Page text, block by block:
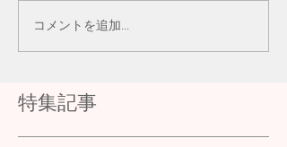
コメントを追加…
特集記事